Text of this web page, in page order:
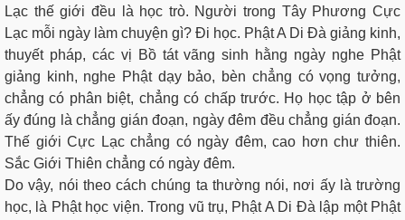
Lạc thế giới đều là học trò. Người trong Tây Phương Cực
Lạc mỗi ngày làm chuyện gì? Đi học. Phật A Di Đà giảng kinh,
thuyết pháp, các vị Bồ tát vãng sinh hằng ngày nghe Phật
giảng kinh, nghe Phật dạy bảo, bèn chẳng có vọng tưởng,
chẳng có phân biệt, chẳng có chấp trước. Họ học tập ở bên
ấy đúng là chẳng gián đoạn, ngày đêm đều chẳng gián đoạn.
Thế giới Cực Lạc chẳng có ngày đêm, cao hơn chư thiên.
Sắc Giới Thiên chẳng có ngày đêm.
Do vậy, nói theo cách chúng ta thường nói, nơi ấy là trường
học, là Phật học viện. Trong vũ trụ, Phật A Di Đà lập một Phật